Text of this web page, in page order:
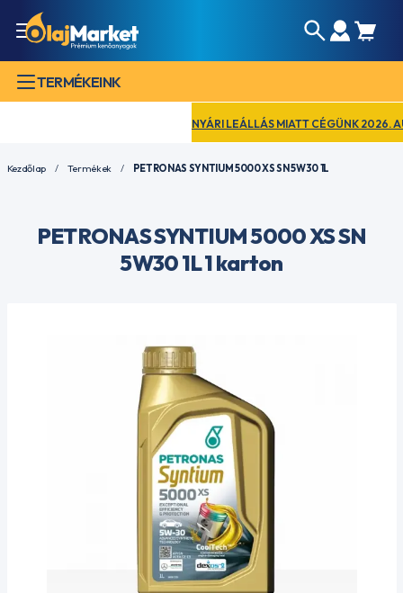
TERMÉKEINK
NYÁRI LEÁLLÁS MIATT CÉGÜNK 2026.
Kezdőlap Termékek PETRONAS SYNTIUM 5000 XS SN 5W30 1L
PETRONAS SYNTIUM 5000 XS SN
5W30 1L 1 karton